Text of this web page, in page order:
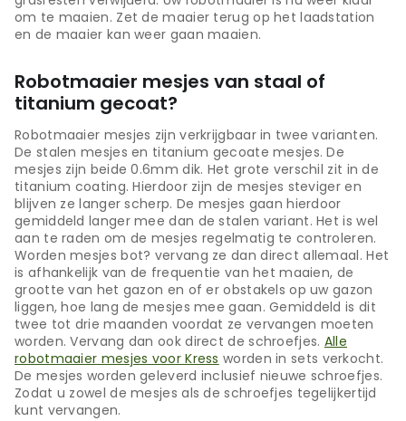
om te maaien. Zet de maaier terug op het laadstation
en de maaier kan weer gaan maaien.
Robotmaaier mesjes van staal of
titanium gecoat?
Robotmaaier mesjes zijn verkrijgbaar in twee varianten.
De stalen mesjes en titanium gecoate mesjes. De
mesjes zijn beide 0.6mm dik. Het grote verschil zit in de
titanium coating. Hierdoor zijn de mesjes steviger en
blijven ze langer scherp. De mesjes gaan hierdoor
gemiddeld langer mee dan de stalen variant. Het is wel
aan te raden om de mesjes regelmatig te controleren.
Worden mesjes bot? vervang ze dan direct allemaal. Het
is afhankelijk van de frequentie van het maaien, de
grootte van het gazon en of er obstakels op uw gazon
liggen, hoe lang de mesjes mee gaan. Gemiddeld is dit
twee tot drie maanden voordat ze vervangen moeten
worden. Vervang dan ook direct de schroefjes. Alle
robotmaaier mesjes voor Kress worden in sets verkocht.
De mesjes worden geleverd inclusief nieuwe schroefjes.
Zodat u zowel de mesjes als de schroefjes tegelijkertijd
kunt vervangen.